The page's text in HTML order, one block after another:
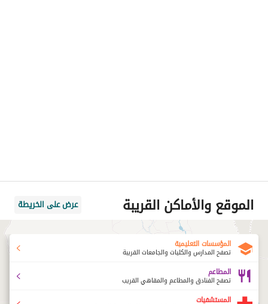
الموقع والأماكن القريبة عرض على الخريطة
المؤسسات التعليمية
تصفح المدارس والكليات والجامعات القريبة
المطاعم
تصفح الفنادق والمطاعم والمقاهي القريب
المستشفيات